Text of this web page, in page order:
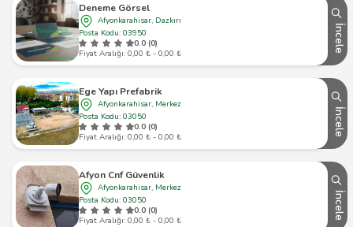
Deneme Görsel
Afyonkarahisar, Dazkırı
Posta Kodu: 03950
0.0 (0)
Fiyat Aralığı: 0,00 ₺ - 0,00 ₺
İncele
Ege Yapı Prefabrik
Afyonkarahisar, Merkez
Posta Kodu: 03050
0.0 (0)
Fiyat Aralığı: 0,00 ₺ - 0,00 ₺
İncele
Afyon Cnf Güvenlik
Afyonkarahisar, Merkez
Posta Kodu: 03050
0.0 (0)
Fiyat Aralığı: 0,00 ₺ - 0,00 ₺
İncele